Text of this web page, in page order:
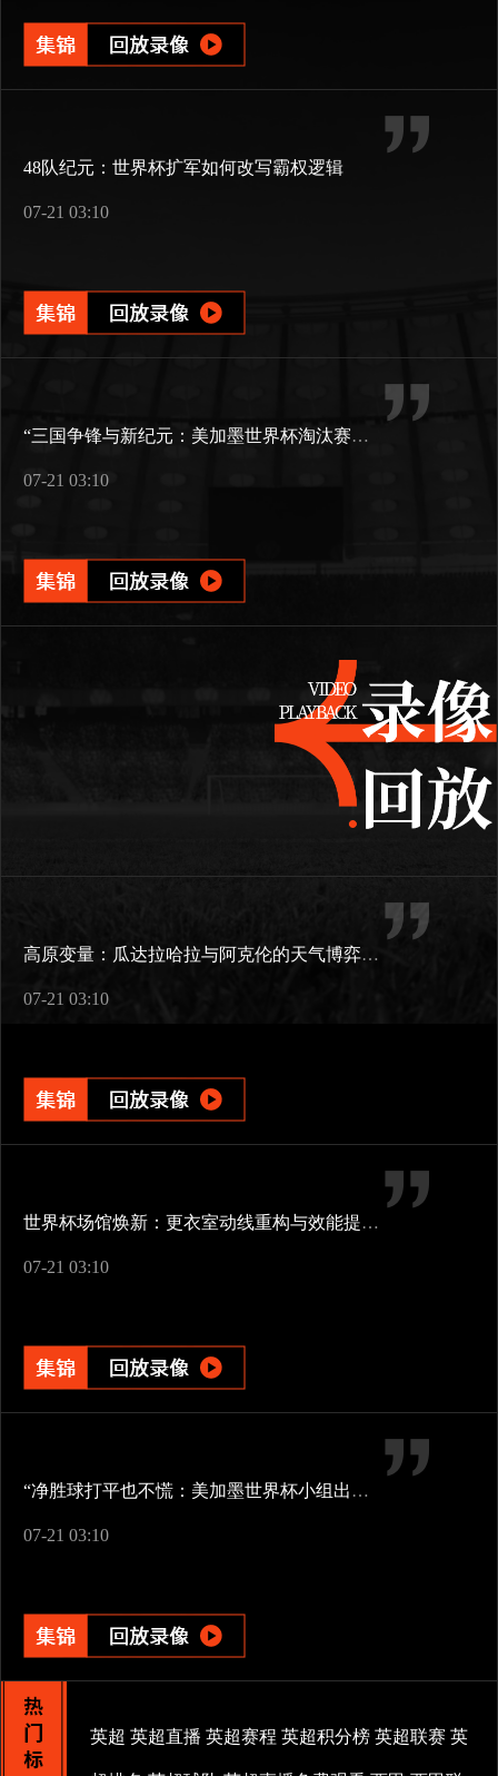
48队纪元：世界杯扩军如何改写霸权逻辑
07-21 03:10
“三国争锋与新纪元：美加墨世界杯淘汰赛版图重构”
07-21 03:10
高原变量：瓜达拉哈拉与阿克伦的天气博弈如何重塑2026世界杯战术逻辑
07-21 03:10
世界杯场馆焕新：更衣室动线重构与效能提升方案
07-21 03:10
“净胜球打平也不慌：美加墨世界杯小组出线新规一图看懂”
07-21 03:10
英超 英超直播 英超赛程 英超积分榜 英超联赛 英